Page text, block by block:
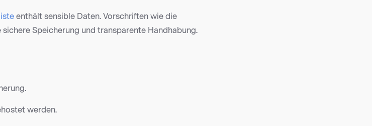
enthält sensible Daten. Vorschriften wie die
sichere Speicherung und transparente Handhabung.
werden.